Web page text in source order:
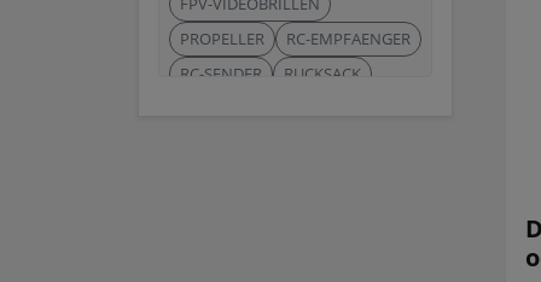
PROPELLER
RC-EMPFAENGER
RC-SENDER
RUCKSACK